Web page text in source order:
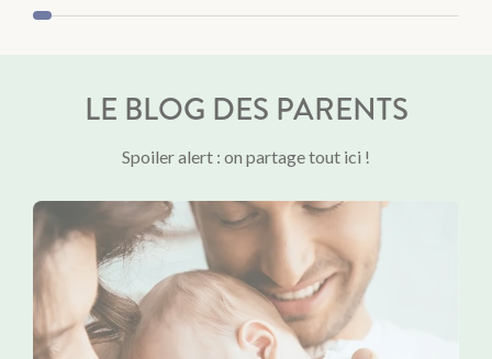
LE BLOG DES PARENTS
Spoiler alert : on partage tout ici !